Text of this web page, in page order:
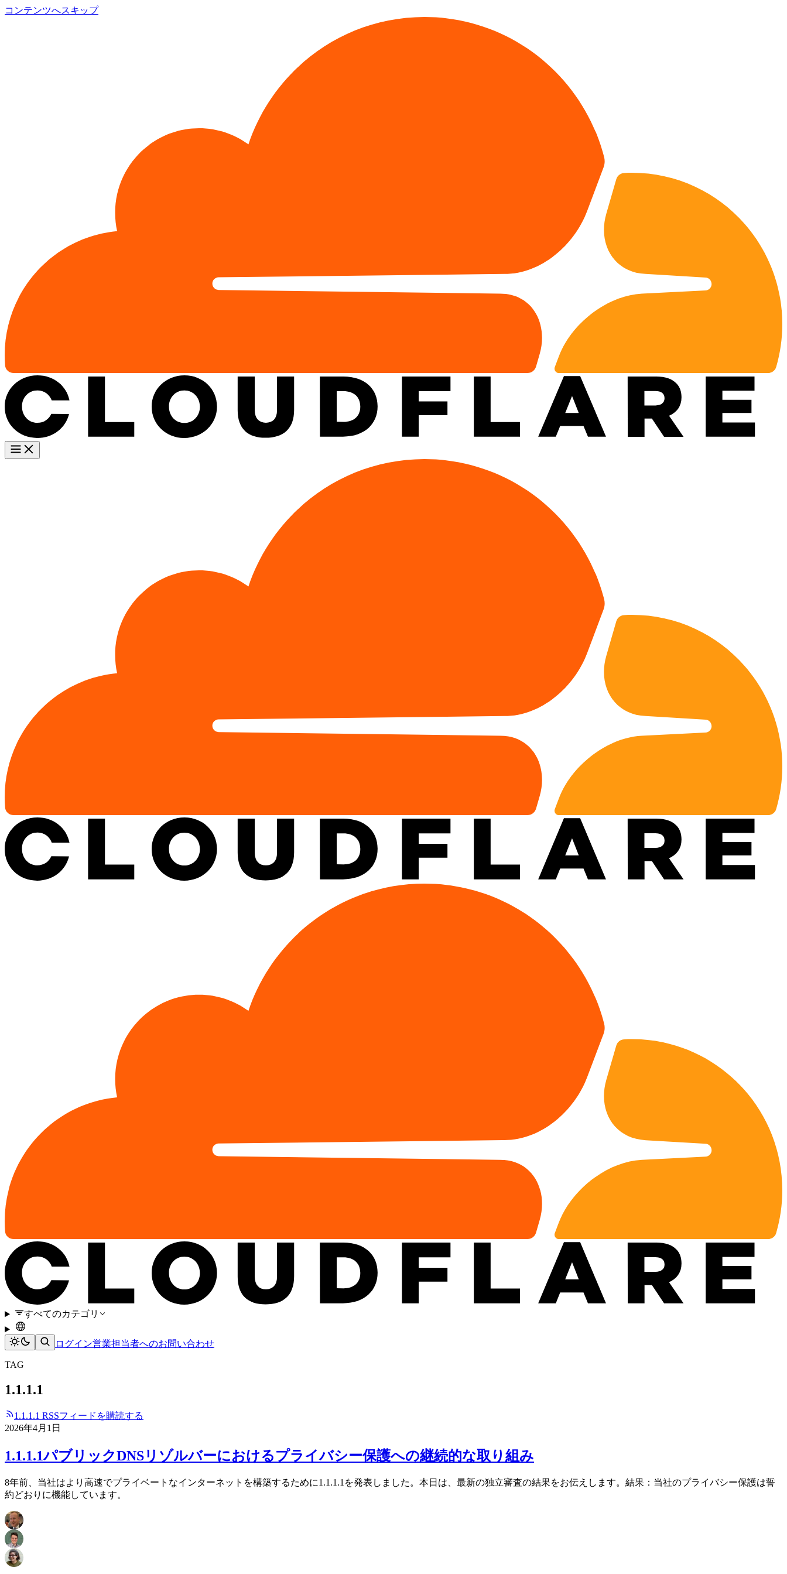
コンテンツへスキップ
すべてのカテゴリ
ログイン営業担当者へのお問い合わせ
TAG
1.1.1.1
1.1.1.1 RSSフィードを購読する
2026年4月1日
1.1.1.1パブリックDNSリゾルバーにおけるプライバシー保護への継続的な取り組み
8年前、当社はより高速でプライベートなインターネットを構築するために1.1.1.1を発表しました。本日は、最新の独立審査の結果をお伝えします。結果：当社のプライバシー保護は誓
約どおりに機能しています。